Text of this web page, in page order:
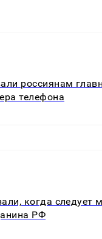
россиянам
телефона
когда следует
РФ